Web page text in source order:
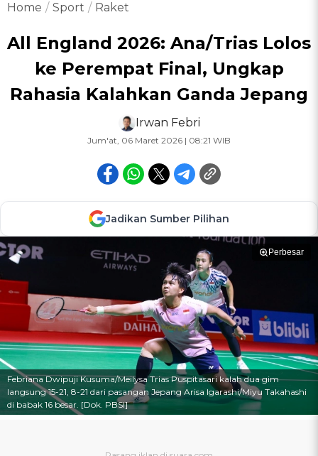
Home Sport Raket
All England 2026: Ana/Trias Lolos
ke Perempat Final, Ungkap
Rahasia Kalahkan Ganda Jepang
Irwan Febri
Jum'at, 06 Maret 2026 | 08:21 WIB
Jadikan Sumber Pilihan
Perbesar
Febriana Dwipuji Kusuma/Meilysa Trias Puspitasari kalah dua gim
langsung 15-21, 8-21 dari pasangan Jepang Arisa Igarashi/Miyu Takahashi
di babak 16 besar. [Dok. PBSI]